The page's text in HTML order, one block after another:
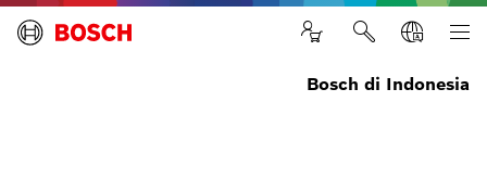
Bosch di Indonesia